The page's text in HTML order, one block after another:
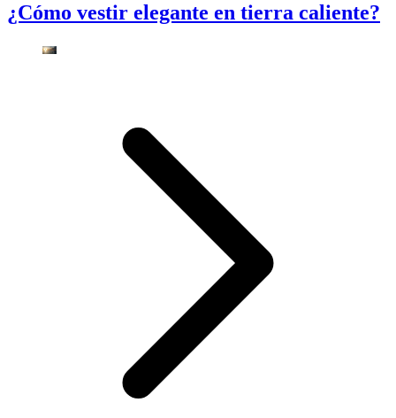
¿Cómo vestir elegante en tierra caliente?